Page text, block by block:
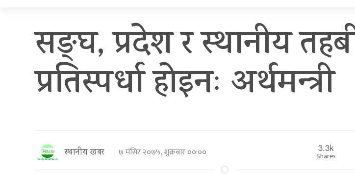
सङ्घ, प्रदेश र स्थानीय
प्रतिस्पर्धा होइनः अर्थमन्त्री
स्थानीय खबर ७ मंसिर २०७५, शुक्रबार ००:०० 3.3k
Shares